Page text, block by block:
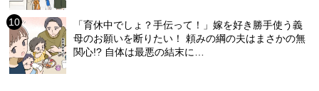
「育休中でしょ？手伝って！」嫁を好き勝手使う義
母のお願いを断りたい！ 頼みの綱の夫はまさかの無
関心!? 自体は最悪の結末に…